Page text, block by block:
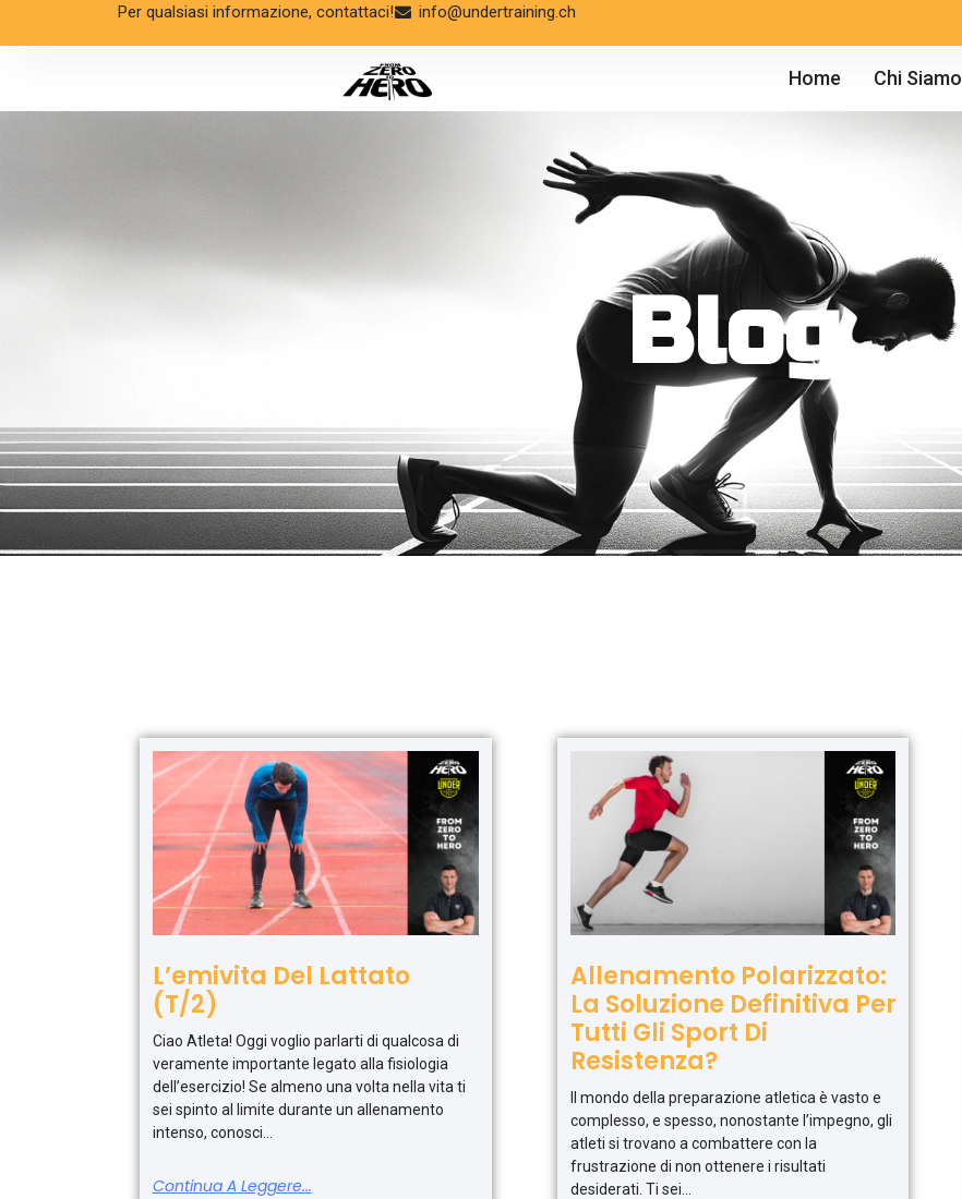
Per qualsiasi informazione, contattaci! info@undertraining.ch
Home Chi Siamo
Blog
L’emivita Del Lattato
(T/2)
Ciao Atleta! Oggi voglio parlarti di qualcosa di
veramente importante legato alla fisiologia
dell’esercizio! Se almeno una volta nella vita ti
sei spinto al limite durante un allenamento
intenso, conosci
Continua A Leggere...
Allenamento Polarizzato:
La Soluzione Definitiva Per
Tutti Gli Sport Di
Resistenza?
Il mondo della preparazione atletica è vasto e
complesso, e spesso, nonostante l’impegno, gli
atleti si trovano a combattere con la
frustrazione di non ottenere i risultati
desiderati. Ti sei